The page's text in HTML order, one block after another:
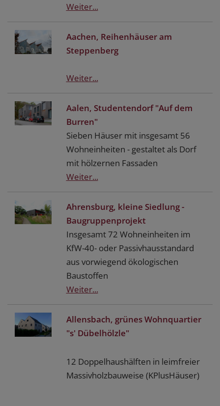
Weiter...
Aachen, Reihenhäuser am
Steppenberg
Weiter...
Aalen, Studentendorf "Auf dem
Burren"
Sieben Häuser mit insgesamt 56
Wohneinheiten - gestaltet als Dorf
mit hölzernen Fassaden
Weiter...
Ahrensburg, kleine Siedlung -
Baugruppenprojekt
Insgesamt 72 Wohneinheiten im
KfW-40- oder Passivhausstandard
aus vorwiegend ökologischen
Baustoffen
Weiter...
Allensbach, grünes Wohnquartier
"s' Dübelhölzle"
12 Doppelhaushälften in leimfreier
Massivholzbauweise (KPlusHäuser)